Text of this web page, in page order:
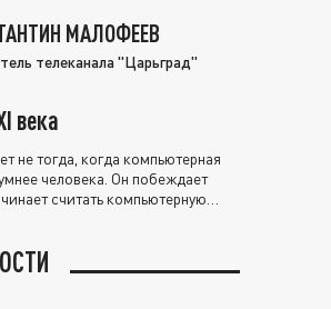
МАЛОФЕЕВ
телеканала "Царьград"
века
не тогда, когда компьютерная
человека. Он побеждает
считать компьютерную